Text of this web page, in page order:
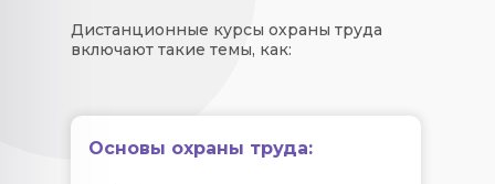
Дистанционные курсы охраны труда
включают такие темы, как:
Основы охраны труда: